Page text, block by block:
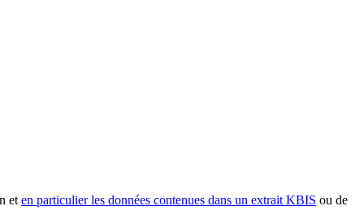
et en particulier les données contenues dans un extrait KBIS ou de